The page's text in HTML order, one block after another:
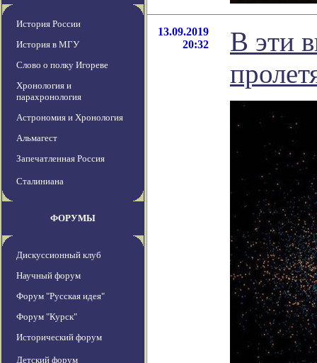
История России
История в МГУ
Слово о полку Игореве
Хронология и
парахронология
Астрономия и Хронология
Альмагест
Запечатленная Россия
Сталиниана
ФОРУМЫ
Дискуссионный клуб
Научный форум
Форум "Русская идея"
Форум "Курск"
Исторический форум
Детский форум
13.09.2019
20:32
В эти